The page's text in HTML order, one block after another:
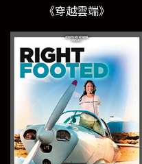
《穿越雲端》